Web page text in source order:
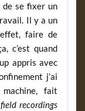
de se fixer un
Il y a un
effet, faire de
c’est quand
appris avec
j’ai
fait
field recordings